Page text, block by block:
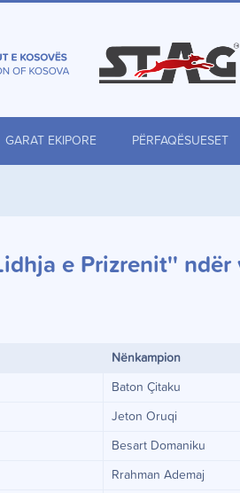
GARAT EKIPORE PËRFAQËSUESET
e Prizrenit'' ndër
Nënkampion
Baton Çitaku
Jeton Oruqi
Besart Domaniku
Rrahman Ademaj